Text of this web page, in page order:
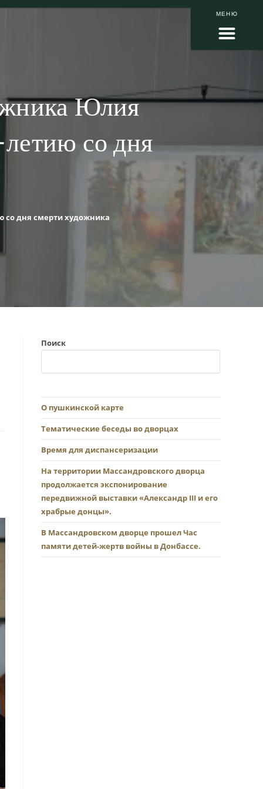
МЕНЮ
Юлия
со дня
дня смерти художника
Поиск
О пушкинской карте
Тематические беседы во дворцах
Время для диспансеризации
На территории Массандровского дворца
продолжается экспонирование
передвижной выставки «Александр III и его
храбрые донцы».
В Массандровском дворце прошел Час
памяти детей-жертв войны в Донбассе.